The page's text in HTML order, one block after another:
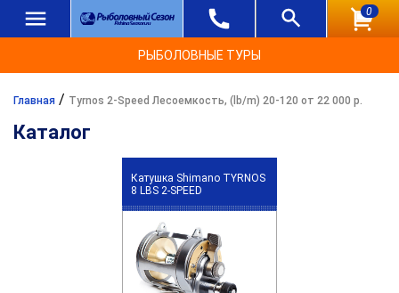
0
РЫБОЛОВНЫЕ ТУРЫ
Главная / Tyrnos 2-Speed Лесоемкость, (lb/m) 20-120 от 22 000 р.
Каталог
Катушка Shimano TYRNOS
8 LBS 2-SPEED